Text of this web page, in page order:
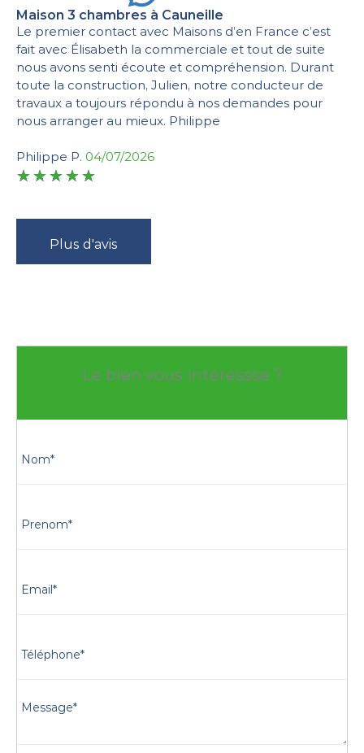
Maison 3 chambres à Cauneille
Le premier contact avec Maisons d’en France c’est
fait avec Élisabeth la commerciale et tout de suite
nous avons senti écoute et compréhension. Durant
toute la construction, Julien, notre conducteur de
travaux a toujours répondu à nos demandes pour
nous arranger au mieux. Philippe
Philippe P. 04/07/2026
Plus d'avis
Le bien vous intéressse ?